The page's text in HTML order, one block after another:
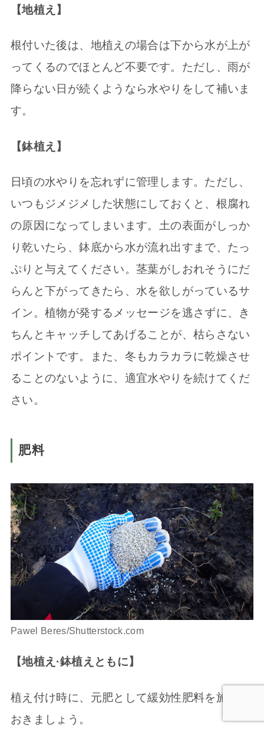
【地植え】
根付いた後は、地植えの場合は下から水が上が
ってくるのでほとんど不要です。ただし、雨が
降らない日が続くようなら水やりをして補いま
す。
【鉢植え】
日頃の水やりを忘れずに管理します。ただし、
いつもジメジメした状態にしておくと、根腐れ
の原因になってしまいます。土の表面がしっか
り乾いたら、鉢底から水が流れ出すまで、たっ
ぷりと与えてください。茎葉がしおれそうにだ
らんと下がってきたら、水を欲しがっているサ
イン。植物が発するメッセージを逃さずに、き
ちんとキャッチしてあげることが、枯らさない
ポイントです。また、冬もカラカラに乾燥させ
ることのないように、適宜水やりを続けてくだ
さい。
肥料
Pawel Beres/Shutterstock.com
【地植え·鉢植えともに】
植え付け時に、元肥として緩効性肥料を施して
おきましょう。